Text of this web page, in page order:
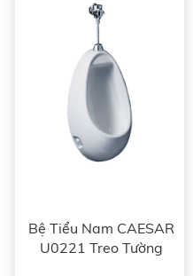
Bệ Tiểu Nam CAESAR
U0221 Treo Tường